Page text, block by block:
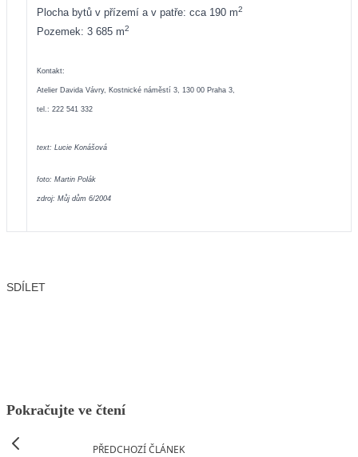
Plocha bytů v přízemí a v patře: cca 190 m2
Pozemek: 3 685 m2
Kontakt:
Atelier Davida Vávry, Kostnické náměstí 3, 130 00 Praha 3,
tel.: 222 541 332
text: Lucie Konášová
foto: Martin Polák
zdroj: Můj dům 6/2004
SDÍLET
Pokračujte ve čtení
PŘEDCHOZÍ ČLÁNEK